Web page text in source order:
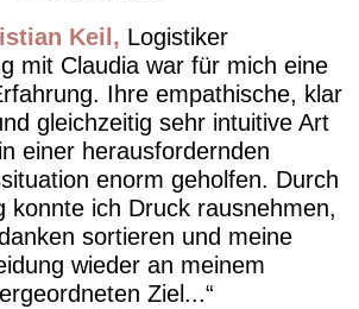
Keil
Logistiker
mit Claudia war für mich eine
Ihre empathische, klar
gleichzeitig sehr intuitive Art
einer herausfordernden
enorm geholfen. Durch
konnte ich Druck rausnehmen,
sortieren und meine
wieder an meinem
Ziel...